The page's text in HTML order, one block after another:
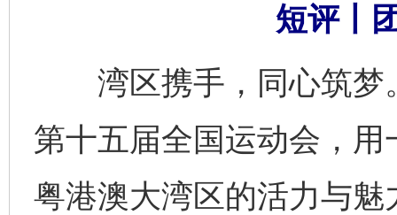
短评丨
湾区携手，同心筑梦
第十五届全国运动会，
粤港澳大湾区的活力与